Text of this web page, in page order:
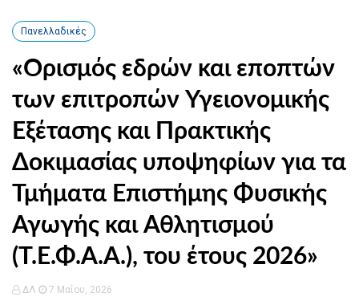
Πανελλαδικές
«Ορισμός εδρών και εποπτών
των επιτροπών Υγειονομικής
Εξέτασης και Πρακτικής
Δοκιμασίας υποψηφίων για τα
Τμήματα Επιστήμης Φυσικής
Αγωγής και Αθλητισμού
(Τ.Ε.Φ.Α.Α.), του έτους 2026»
ΔΛ 7 Μαΐου, 2026